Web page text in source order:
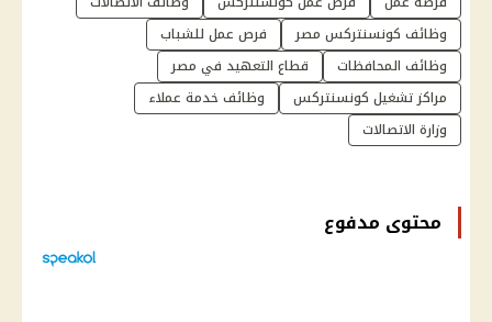
وظائف كونسنتركس مصر
فرص عمل للشباب
وظائف المحافظات
قطاع التعهيد في مصر
مراكز تشغيل كونسنتركس
وظائف خدمة عملاء
وزارة الاتصالات
محتوى مدفوع